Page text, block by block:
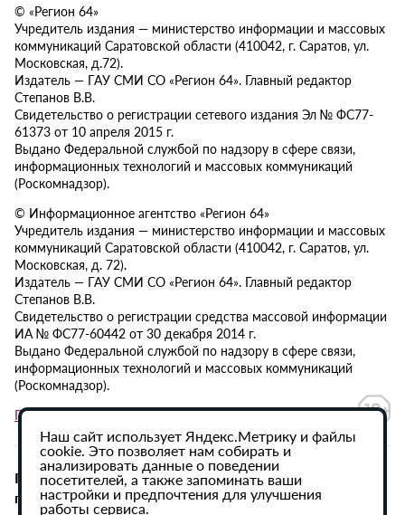
© «Регион 64»
Учредитель издания — министерство информации и массовых
коммуникаций Саратовской области (410042, г. Саратов, ул.
Московская, д.72).
Издатель — ГАУ СМИ СО «Регион 64». Главный редактор
Степанов В.В.
Свидетельство о регистрации сетевого издания Эл № ФС77-
61373 от 10 апреля 2015 г.
Выдано Федеральной службой по надзору в сфере связи,
информационных технологий и массовых коммуникаций
(Роскомнадзор).
© Информационное агентство «Регион 64»
Учредитель издания — министерство информации и массовых
коммуникаций Саратовской области (410042, г. Саратов, ул.
Московская, д. 72).
Издатель — ГАУ СМИ СО «Регион 64». Главный редактор
Степанов В.В.
Свидетельство о регистрации средства массовой информации
ИА № ФС77-60442 от 30 декабря 2014 г.
Выдано Федеральной службой по надзору в сфере связи,
информационных технологий и массовых коммуникаций
(Роскомнадзор).
Политика в отношении обработки персональных данных
При использовании материалов сайта активная
гиперссылка на ИА «Регион 64» обязательна.
Наш сайт использует Яндекс.Метрику и файлы
cookie. Это позволяет нам собирать и
анализировать данные о поведении
посетителей, а также запоминать ваши
настройки и предпочтения для улучшения
работы сервиса.